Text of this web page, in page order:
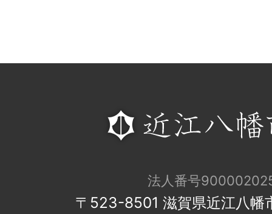
法人番号
〒523-8501 滋賀県近江八幡